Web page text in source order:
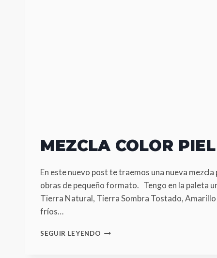
MEZCLA COLOR
En este nuevo post te traemos una nueva
obras de pequeño formato. Tengo en la paleta
Tierra Natural, Tierra Sombra Tostado,
fríos…
SEGUIR LEYENDO MEZCLA